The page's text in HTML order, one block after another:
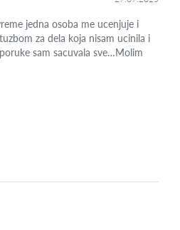
jedna osoba me ucenjuje i
za dela koja nisam ucinila i
sam sacuvala sve…Molim